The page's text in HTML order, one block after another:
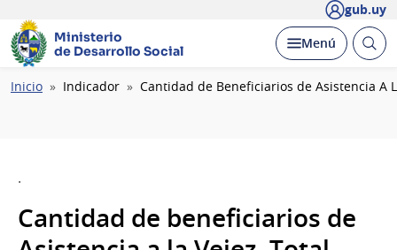
gub.uy
Ministerio
de Desarrollo Social
Desplegar
Menú Abrir
Ruta
Inicio Indicador Cantidad de Beneficiarios de Asistencia A
.
Cantidad de beneficiarios de